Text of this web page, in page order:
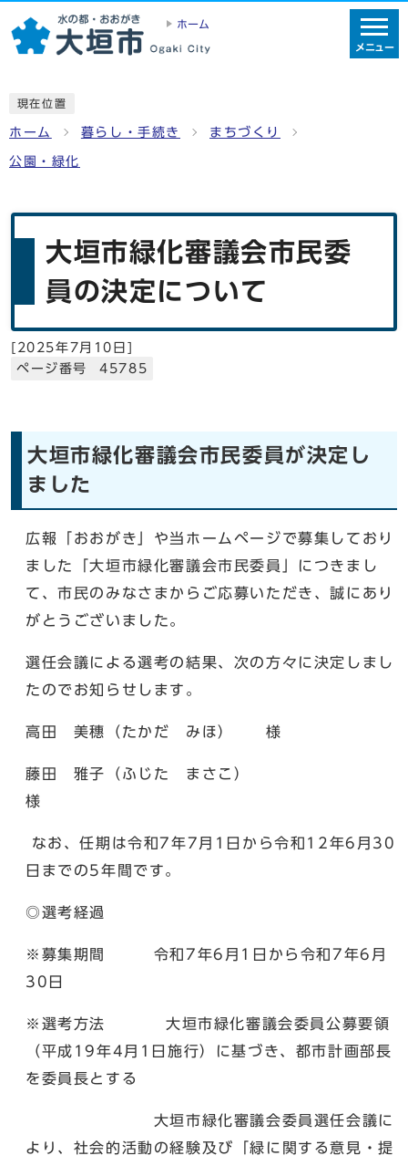
ホーム
メニュー
現在位置
ホーム 暮らし・手続き まちづくり
公園・緑化
大垣市緑化審議会市民委
員の決定について
[ 2025年7月10日 ]
ページ番号 45785
大垣市緑化審議会市民委員が決定し
ました
広報「おおがき」や当ホームページで募集しており
ました「大垣市緑化審議会市民委員」につきまし
て、市民のみなさまからご応募いただき、誠にあり
がとうございました。
選任会議による選考の結果、次の方々に決定しまし
たのでお知らせします。
高田 美穗（たかだ みほ） 様
藤田 雅子（ふじた まさこ）
なお、任期は令和7年7月1日から令和12年6月30
日までの5年間です。
◎選考経過
※募集期間 令和7年6月1日から令和7年6月
30日
※選考方法 大垣市緑化審議会委員公募要領
（平成19年4月1日施行）に基づき、都市計画部長
を委員長とする
大垣市緑化審議会委員選任会議に
より、社会的活動の経験及び「緑に関する意見・提